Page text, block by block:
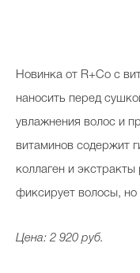
Новинка от R+Co с
наносить перед
увлажнения волос и
витаминов содержит
коллаген и
фиксирует волосы, но
Цена: 2 920 руб.